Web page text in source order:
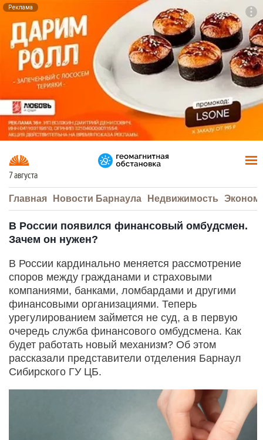
Реклама
7 августа
Главная Новости Барнаула Недвижимость
В России появился финансовый омбудсмен.
Зачем он нужен?
В России кардинально меняется рассмотрение
споров между гражданами и страховыми
компаниями, банками, ломбардами и другими
финансовыми организациями. Теперь
урегулированием займется не суд, а в первую
очередь служба финансового омбудсмена. Как
будет работать новый механизм? Об этом
рассказали представители отделения Барнаул
Сибирского ГУ ЦБ.